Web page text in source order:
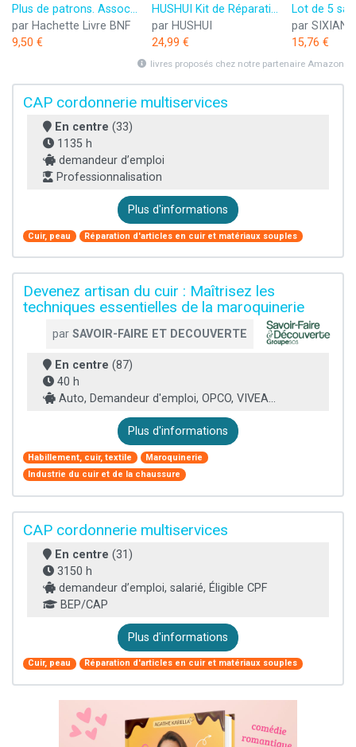
Plus de patrons. Association des ouvriers cordonniers-bottiers de toute la France: sous le concours du gouvernement
par Hachette Livre BNF
9,50 €
HUSHUI Kit de Réparation de Saxophone Alto, 85 Pièces, Accessoires D'entretien D'instruments à Vent avec Coussinet en Acier Inoxydable et en Cuir, pour Saxophones Alto Ténor et Aigus
par HUSHUI
24,99 €
15,76 €
livres proposés chez notre partenaire Amazon
CAP cordonnerie multiservices
En centre (33)
1135 h
demandeur d’emploi
Professionnalisation
Plus d'informations
Cuir, peau Réparation d'articles en cuir et matériaux souples
Devenez artisan du cuir : Maîtrisez les
techniques essentielles de la maroquinerie
par SAVOIR-FAIRE ET DECOUVERTE
En centre (87)
40 h
Auto, Demandeur d'emploi, OPCO, VIVEA...
Plus d'informations
Habillement, cuir, textile
Maroquinerie
Industrie du cuir et de la chaussure
CAP cordonnerie multiservices
En centre (31)
3150 h
demandeur d’emploi, salarié, Éligible CPF
BEP/CAP
Plus d'informations
Cuir, peau Réparation d'articles en cuir et matériaux souples